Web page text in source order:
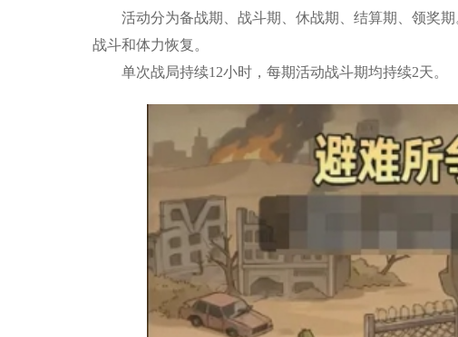
活动分为备战期、战斗期、休战期、结算期、领奖期
战斗和体力恢复。
单次战局持续12小时，每期活动战斗期均持续2天。